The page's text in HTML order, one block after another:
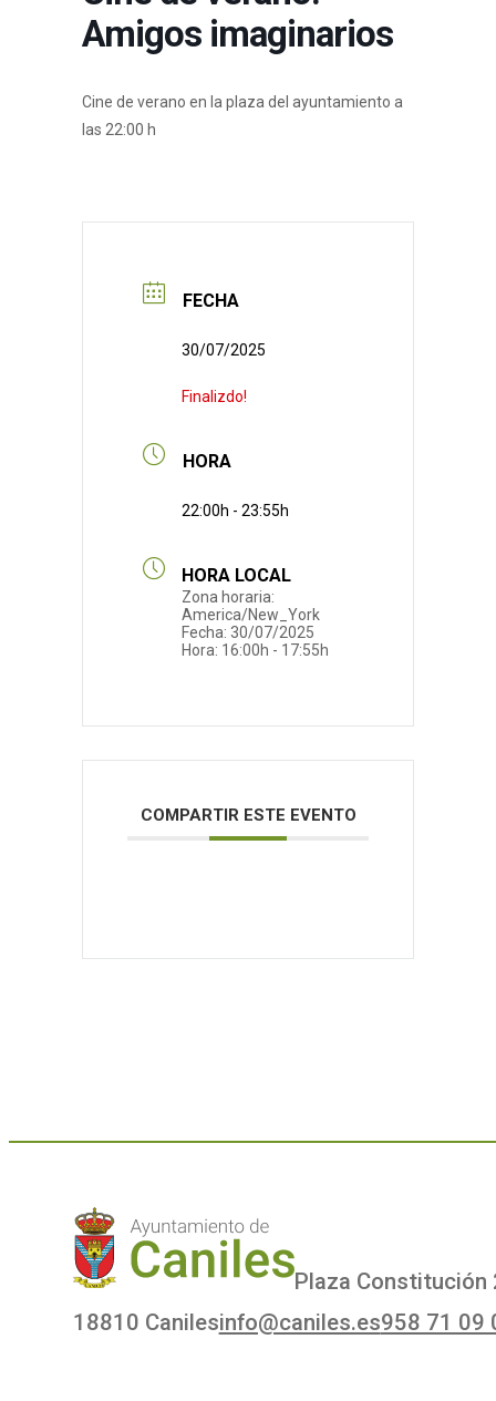
Amigos imaginarios
Cine de verano en la plaza del ayuntamiento a
las 22:00 h
FECHA
30/07/2025
Finalizdo!
HORA
22:00h - 23:55h
HORA LOCAL
Zona horaria:
America/New_York
Fecha: 30/07/2025
Hora: 16:00h - 17:55h
COMPARTIR ESTE EVENTO
Plaza Constitución
18810 Canilesinfo@caniles.es958 71 09